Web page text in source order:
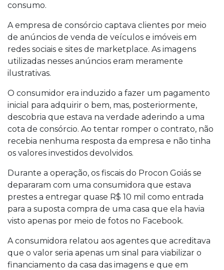
consumo.
A empresa de consórcio captava clientes por meio
de anúncios de venda de veículos e imóveis em
redes sociais e sites de marketplace. As imagens
utilizadas nesses anúncios eram meramente
ilustrativas.
O consumidor era induzido a fazer um pagamento
inicial para adquirir o bem, mas, posteriormente,
descobria que estava na verdade aderindo a uma
cota de consórcio. Ao tentar romper o contrato, não
recebia nenhuma resposta da empresa e não tinha
os valores investidos devolvidos.
Durante a operação, os fiscais do Procon Goiás se
depararam com uma consumidora que estava
prestes a entregar quase R$ 10 mil como entrada
para a suposta compra de uma casa que ela havia
visto apenas por meio de fotos no Facebook.
A consumidora relatou aos agentes que acreditava
que o valor seria apenas um sinal para viabilizar o
financiamento da casa das imagens e que em